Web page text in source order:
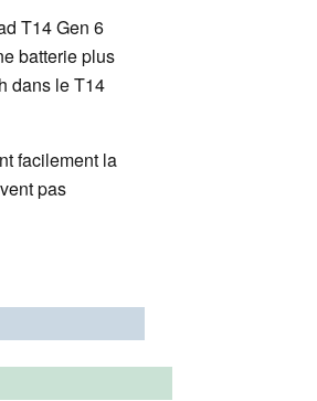
T14 Gen 6
batterie plus
dans le T14
facilement la
pas